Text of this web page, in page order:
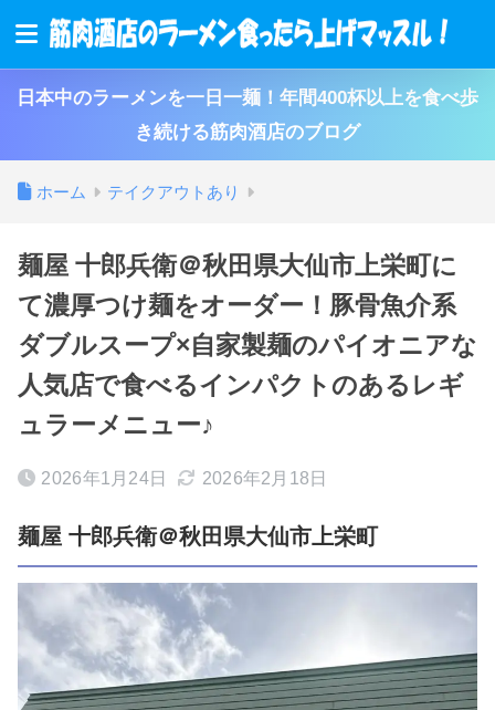
日本中のラーメンを一日一麺！年間400杯以上を食べ歩
き続ける筋肉酒店のブログ
ホーム テイクアウトあり
麺屋 十郎兵衛＠秋田県大仙市上栄町に
て濃厚つけ麺をオーダー！豚骨魚介系
ダブルスープ×自家製麺のパイオニアな
人気店で食べるインパクトのあるレギ
ュラーメニュー♪
2026年1月24日 2026年2月18日
麺屋 十郎兵衛＠秋田県大仙市上栄町